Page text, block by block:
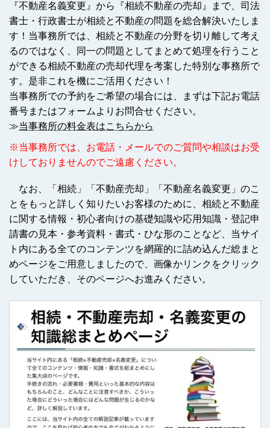
『不動産名義変更』から『相続不動産の売却』まで、司法
書士・行政書士が相続と不動産の問題を総合解決いたしま
す！当事務所では、相続と不動産の分野を切り離して考え
るのではなく、同一の問題としてまとめて処理を行うこと
ができる相続不動産の売却代理を考案した特別な事務所で
す。是非これを機にご活用ください！
当事務所での予約をご希望の場合には、まずは下記お電話
番号またはフォームよりお問合せください。
≫当事務所の料金表はこちらから
※当事務所では、お電話・メールでのご質問や相談はお受
けしておりませんのでご遠慮ください。
なお、「相続」「不動産売却」「不動産名義変更」のこ
とをもっと詳しく知りたいお客様のために、相続と不動産
に関する情報・初心者向けの基礎知識や応用知識・登記申
請書の見本・参考資料・書式・ひな形のことなど、当サイ
ト内にある全てのコンテンツを網羅的に詰め込んだ総まと
めページをご用意しましたので、画像かリンクをクリック
していただき、そのページへお進みください。